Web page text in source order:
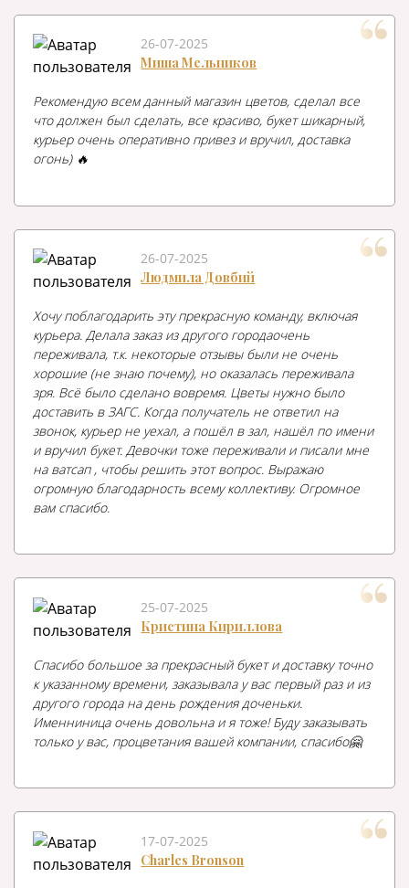
26-07-2025
Миша Мельников
Рекомендую всем данный магазин цветов, сделал все
что должен был сделать, все красиво, букет шикарный,
курьер очень оперативно привез и вручил, доставка
огонь) 🔥
26-07-2025
Людмила Довбий
Хочу поблагодарить эту прекрасную команду, включая
курьера. Делала заказ из другого городаочень
переживала, т.к. некоторые отзывы были не очень
хорошие (не знаю почему), но оказалась переживала
зря. Всё было сделано вовремя. Цветы нужно было
доставить в ЗАГС. Когда получатель не ответил на
звонок, курьер не уехал, а пошёл в зал, нашёл по имени
и вручил букет. Девочки тоже переживали и писали мне
на ватсап , чтобы решить этот вопрос. Выражаю
огромную благодарность всему коллективу. Огромное
вам спасибо.
25-07-2025
Кристина Кириллова
Спасибо большое за прекрасный букет и доставку точно
к указанному времени, заказывала у вас первый раз и из
другого города на день рождения доченьки.
Именниница очень довольна и я тоже! Буду заказывать
только у вас, процветания вашей компании, спасибо🤗
17-07-2025
Charles Bronson